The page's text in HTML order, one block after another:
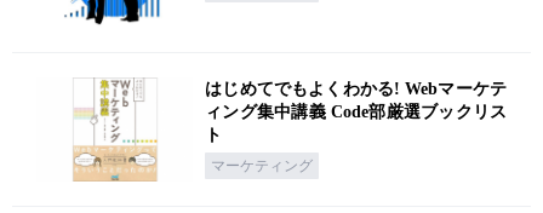
はじめてでもよくわかる! Webマーケテ
ィング集中講義 Code部厳選ブックリス
ト
マーケティング